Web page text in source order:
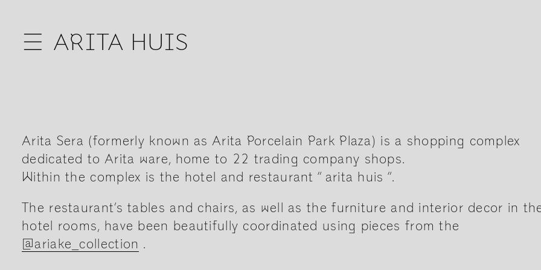
☰ ARITA HUIS
Arita Sera (formerly known as Arita Porcelain Park Plaza) is a shopping complex
dedicated to Arita ware, home to 22 trading company shops.
Within the complex is the hotel and restaurant ” arita huis ”.
The restaurant’s tables and chairs, as well as the furniture and interior decor in
hotel rooms, have been beautifully coordinated using pieces from the
@ariake_collection .